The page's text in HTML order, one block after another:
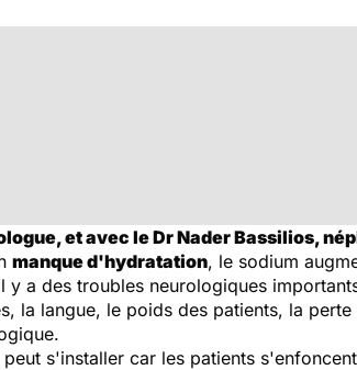
et avec le Dr Nader Bassilios,
manque d'hydratation, le sodium
a des troubles neurologiques
la langue, le poids des patients, la perte
s'installer car les patients